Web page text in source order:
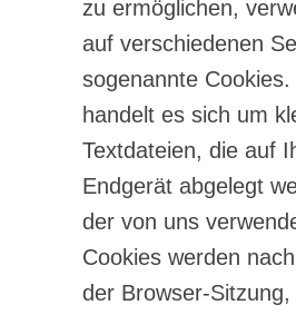
zu ermöglichen,
auf verschiedenen
sogenannte Cookies.
handelt es sich um
Textdateien, die auf
Endgerät abgelegt
der von uns
Cookies werden
der Browser-Sitzung,